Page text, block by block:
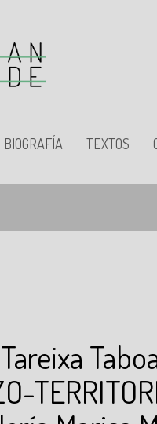
BIOGRAFÍA TEXTOS